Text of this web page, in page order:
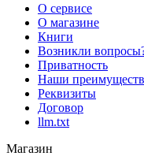
О сервисе
О магазине
Книги
Возникли
Приватность
Наши
Реквизиты
Договор
llm.txt
Магазин